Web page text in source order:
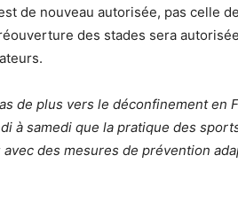
de nouveau autorisée, pas celle
des stades sera
de plus vers le déconfinement
à samedi que la pratique des
avec des mesures de prévention